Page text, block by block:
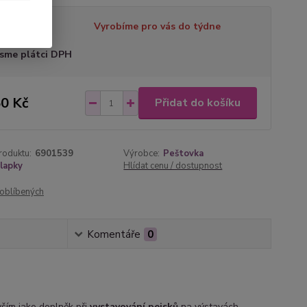
Vyrobíme pro vás do týdne
plátci DPH
Kč Přidat do košíku
6901539 Výrobce: Peštovka
Hlídat cenu / dostupnost
Komentáře 0